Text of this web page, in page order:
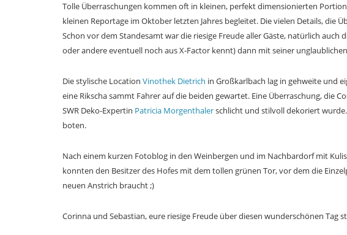
Tolle Überraschungen kommen oft in kleinen, perfekt dimensionierten
kleinen Reportage im Oktober letzten Jahres begleitet. Die vielen Details,
Schon vor dem Standesamt war die riesige Freude aller Gäste, natürlich
oder andere eventuell noch aus X-Factor kennt) dann mit seiner
Die stylische Location Vinothek Dietrich in Großkarlbach lag in gehweite und
eine Rikscha sammt Fahrer auf die beiden gewartet. Eine Überraschung, die
SWR Deko-Expertin Patricia Morgenthalerschlicht und stilvoll dekoriert
boten.
Nach einem kurzen Fotoblog in den Weinbergen und im Nachbardorf mit
konnten den Besitzer des Hofes mit dem tollen grünen Tor, vor dem die
neuen Anstrich braucht ;)
Corinna und Sebastian, eure riesige Freude über diesen wunderschönen Tag